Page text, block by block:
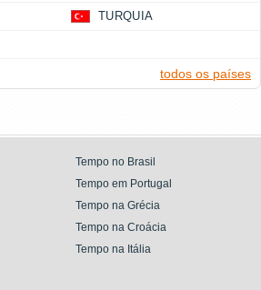
TURQUIA
todos os países
Tempo no Brasil
Tempo em Portugal
Tempo na Grécia
Tempo na Croácia
Tempo na Itália